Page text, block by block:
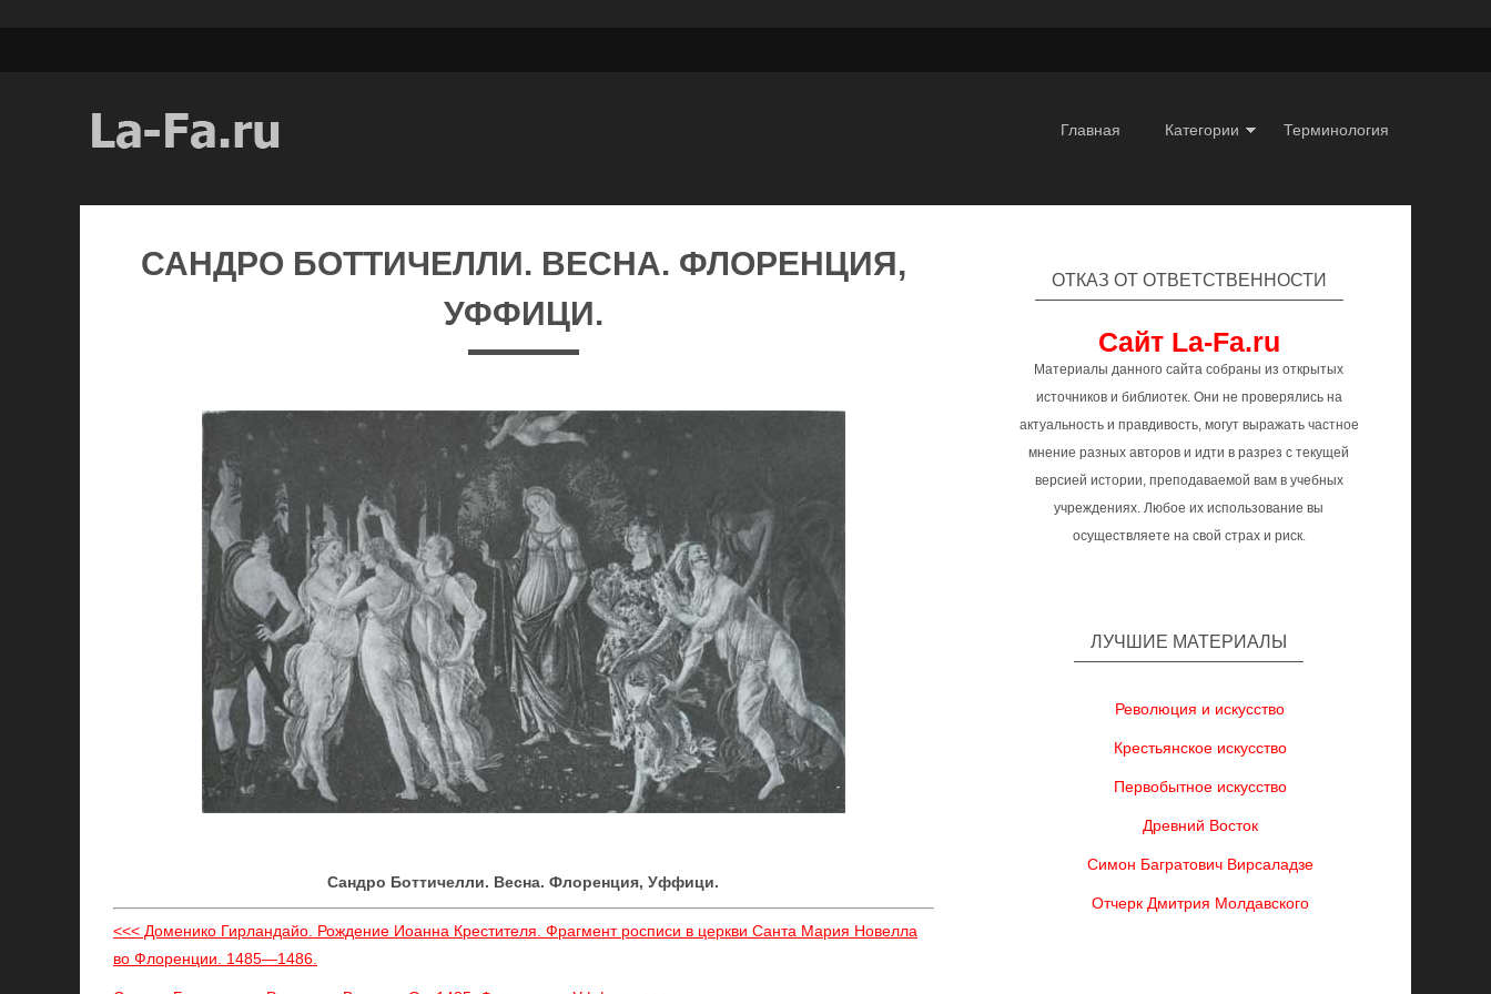
Главная Категории Терминология
САНДРО БОТТИЧЕЛЛИ. ВЕСНА. ФЛОРЕНЦИЯ,
УФФИЦИ.
Сандро Боттичелли. Весна. Флоренция, Уффици.
<<< Доменико Гирландайо. Рождение Иоанна Крестителя. Фрагмент росписи в церкви Санта Мария Новелла
во Флоренции. 1485—1486.
ОТКАЗ ОТ ОТВЕТСТВЕННОСТИ
Сайт La-Fa.ru
Материалы данного сайта собраны из открытых
источников и библиотек. Они не проверялись на
актуальность и правдивость, могут выражать частное
мнение разных авторов и идти в разрез с текущей
версией истории, преподаваемой вам в учебных
учреждениях. Любое их использование вы
осуществляете на свой страх и риск.
ЛУЧШИЕ МАТЕРИАЛЫ
Революция и искусство
Крестьянское искусство
Первобытное искусство
Древний Восток
Симон Багратович Вирсаладзе
Отчерк Дмитрия Молдавского